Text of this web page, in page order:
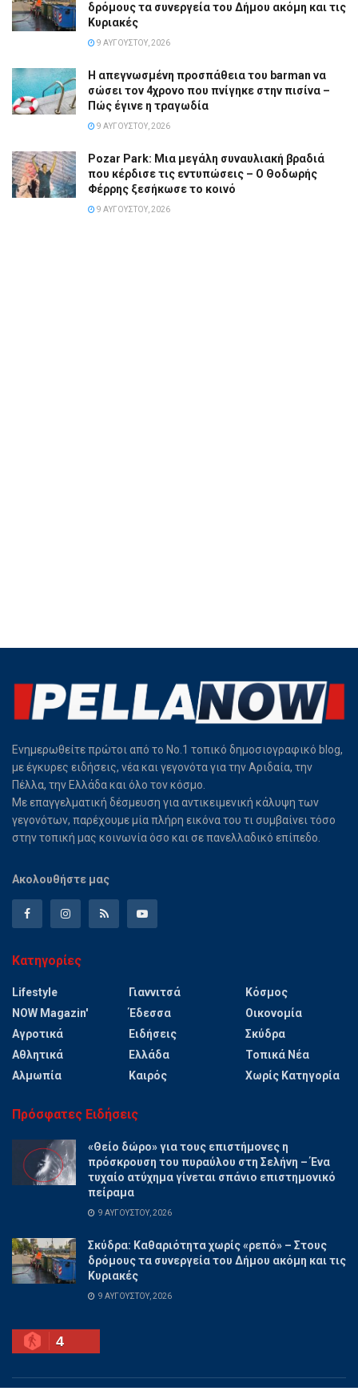
δρόμους τα συνεργεία του Δήμου ακόμη και τις
Κυριακές
9 ΑΥΓΟΎΣΤΟΥ, 2026
Η απεγνωσμένη προσπάθεια του barman να
σώσει τον 4χρονο που πνίγηκε στην πισίνα –
Πώς έγινε η τραγωδία
9 ΑΥΓΟΎΣΤΟΥ, 2026
Pozar Park: Μια μεγάλη συναυλιακή βραδιά
που κέρδισε τις εντυπώσεις – Ο Θοδωρής
Φέρρης ξεσήκωσε το κοινό
9 ΑΥΓΟΎΣΤΟΥ, 2026
Ενημερωθείτε πρώτοι από το Νο.1 τοπικό δημοσιογραφικό blog,
με έγκυρες ειδήσεις, νέα και γεγονότα για την Αριδαία, την
Πέλλα, την Ελλάδα και όλο τον κόσμο.
Με επαγγελματική δέσμευση για αντικειμενική κάλυψη των
γεγονότων, παρέχουμε μία πλήρη εικόνα του τι συμβαίνει τόσο
στην τοπική μας κοινωνία όσο και σε πανελλαδικό επίπεδο.
Ακολουθήστε μας
Κατηγορίες
Lifestyle
NOW Magazin'
Αγροτικά
Αθλητικά
Αλμωπία
Γιαννιτσά
Έδεσσα
Ειδήσεις
Ελλάδα
Καιρός
Κόσμος
Οικονομία
Σκύδρα
Τοπικά Νέα
Χωρίς Κατηγορία
Πρόσφατες Ειδήσεις
«Θείο δώρο» για τους επιστήμονες η
πρόσκρουση του πυραύλου στη Σελήνη – Ένα
τυχαίο ατύχημα γίνεται σπάνιο επιστημονικό
πείραμα
9 ΑΥΓΟΎΣΤΟΥ, 2026
Σκύδρα: Καθαριότητα χωρίς «ρεπό» – Στους
δρόμους τα συνεργεία του Δήμου ακόμη και τις
Κυριακές
9 ΑΥΓΟΎΣΤΟΥ, 2026
4